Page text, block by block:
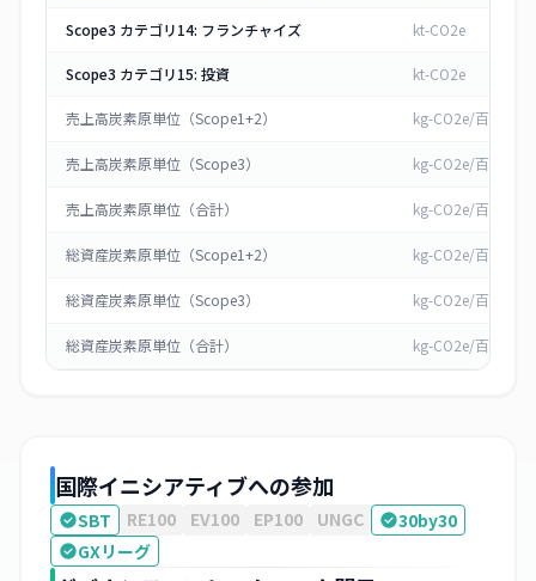
Scope3 カテゴリ14: フランチャイズ kt-CO2e
Scope3 カテゴリ15: 投資 kt-CO2e
売上高炭素原単位（Scope1+2） kg-CO2e/百万円
売上高炭素原単位（Scope3） kg-CO2e/百万円
売上高炭素原単位（合計） kg-CO2e/百万円
総資産炭素原単位（Scope1+2） kg-CO2e/百万円
総資産炭素原単位（Scope3） kg-CO2e/百万円
総資産炭素原単位（合計） kg-CO2e/百万円
国際イニシアティブへの参加
SBT RE100 EV100 EP100 UNGC
30by30
GXリーグ